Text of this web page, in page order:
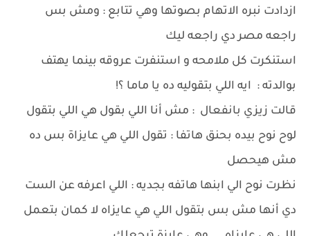
ازدادت نبره الاتهام بصوتها وهي تتابع : ومش بس
راجعه مصر دي راجعه ليك
استنكرت كل ملامحه و استنفرت عروقه بينما يهتف
بوالدته : ايه اللي بتقوليه ده يا ماما ؟!
قالت زيزي بانفعال : مش أنا اللي بقول هي اللي بتقول
لوح نوح بيده بحنق هاتفا : تقول اللي هي عايزاة بس ده
مش هيحصل
نظرت نوح الي ابنها هاتفه بجديه : اللي اعرفه عن الست
دي أنها مش بس بتقول اللي هي عايزاه لا كمان بتعمل